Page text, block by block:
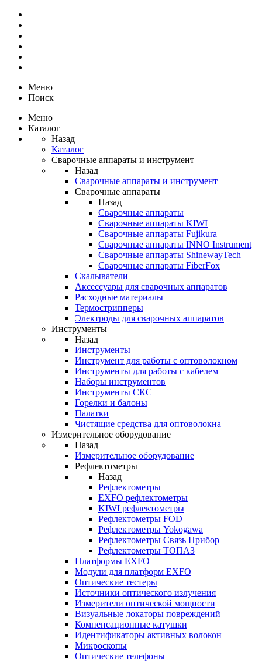
Меню
Поиск
Меню
Каталог
Назад
Каталог
Сварочные аппараты и инструмент
Назад
Сварочные аппараты и инструмент
Сварочные аппараты
Назад
Сварочные аппараты
Сварочные аппараты KIWI
Сварочные аппараты Fujikura
Сварочные аппараты INNO Instrument
Сварочные аппараты ShinewayTech
Cварочные аппараты FiberFox
Скалыватели
Аксессуары для сварочных аппаратов
Расходные материалы
Термострипперы
Электроды для сварочных аппаратов
Инструменты
Назад
Инструменты
Инструмент для работы с оптоволокном
Инструменты для работы с кабелем
Наборы инструментов
Инструменты СКС
Горелки и балоны
Палатки
Чистящие средства для оптоволокна
Измерительное оборудование
Назад
Измерительное оборудование
Рефлектометры
Назад
Рефлектометры
EXFO рефлектометры
KIWI рефлектометры
Рефлектометры FOD
Рефлектометры Yokogawa
Рефлектометры Связь Прибор
Рефлектометры ТОПАЗ
Платформы EXFO
Модули для платформ EXFO
Оптические тестеры
Источники оптического излучения
Измерители оптической мощности
Визуальные локаторы повреждений
Компенсационные катушки
Идентификаторы активных волокон
Микроскопы
Оптические телефоны